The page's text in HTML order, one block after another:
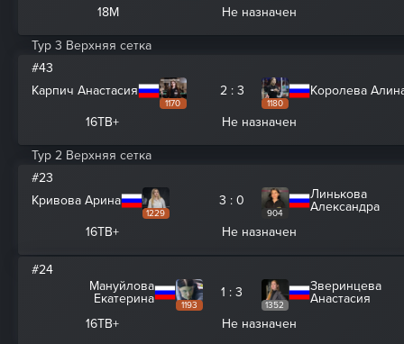
18M
Не назначен
Тур 3 Верхняя сетка
#43
Карпич Анастасия
1170
2 : 3
1180
Королева
16ТВ+ Не назначен
Тур 2 Верхняя сетка
#23
Кривова Арина
1229
3 : 0
904
Линькова
Александра
16ТВ+
Не назначен
#24
Мануйлова
Екатерина
1193
1 : 3
1352
Зверинцева
Анастасия
16ТВ+
Не назначен